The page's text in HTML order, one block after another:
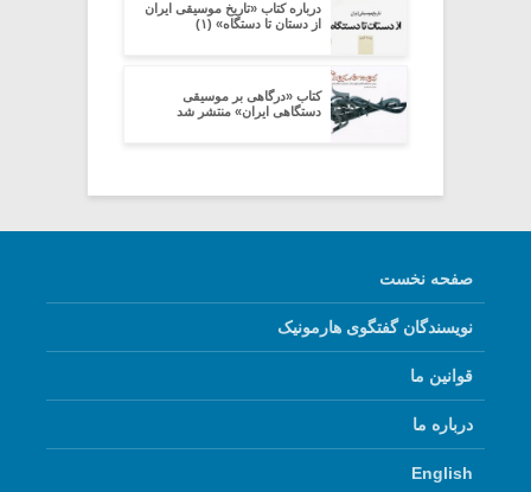
درباره کتاب «تاریخ موسیقی ایران
از دستان تا دستگاه» (۱)
کتاب «درگاهی بر موسیقی
دستگاهی ایران» منتشر شد
صفحه نخست
نویسندگان گفتگوی هارمونیک
قوانین ما
درباره ما
English